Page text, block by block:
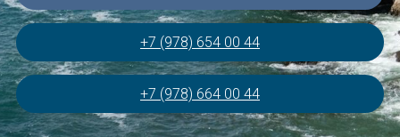
+7 (978) 654 00 44
+7 (978) 664 00 44